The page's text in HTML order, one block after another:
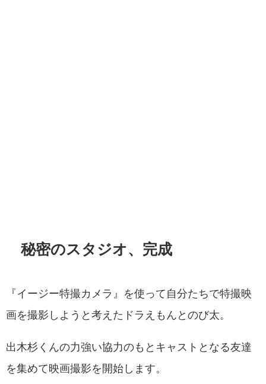
秘密のスタジオ、完成
『イージー特撮カメラ』を使って自分たちで特撮映
画を撮影しようと考えたドラえもんとのび太。
出木杉くんの力強い協力のもとキャストとなる友達
を集めて映画撮影を開始します。